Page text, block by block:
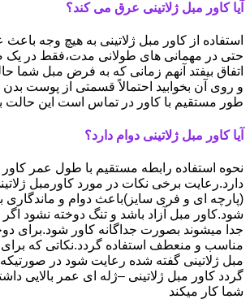
آیا کاور مبل ژلاتینی عرق می کند؟
استفاده از کاور مبل ژلاتینی به هیچ وجه
حتی در مهمانی های طولانی مدت،فقط در یک
اتفاق بیفتد آنهم زمانی که به فرض مبل شما
و روی آن بخوابید احتمالاً قسمتی از پوست
طور مستقیم با کاور در تماس است این حالت
آیا کاور مبل ژلاتینی دوام دارد؟
نحوه استفاده رابطه مستقیم با طول عمر کاور
دارد.رعایت برخی نکات در مورد کاورمبل
(پارچه ای و فری سایز)باعث دوام و ماندگاری
شود.کاور مبل آزاد باشد و تنگ دوخته نشود
جدا میشوند بصورت جداگانه کاور شود.برای
مناسب و منعطف استفاده گردد.نکاتی که
مبل ژلاتینی گفته شده رعایت شود در
گردد کاور مبل ژلاتینی –ژله ای عمر بالایی
شما کار میکند